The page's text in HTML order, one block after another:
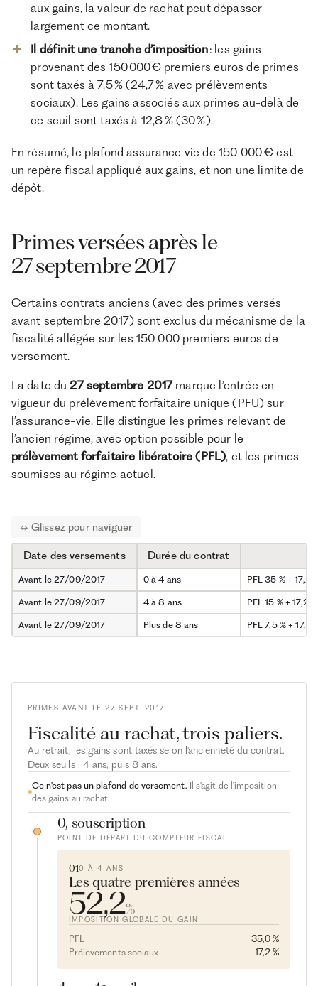
aux gains, la valeur de rachat peut dépasser
largement ce montant.
Il définit une tranche d’imposition: les gains
provenant des 150 000 € premiers euros de primes
sont taxés à 7,5 % (24,7 % avec prélèvements
sociaux). Les gains associés aux primes au-delà de
ce seuil sont taxés à 12,8 % (30 %).
En résumé, le plafond assurance vie de 150 000 € est
un repère fiscal appliqué aux gains, et non une limite de
dépôt.
Primes versées après le
27 septembre 2017
Certains contrats anciens (avec des primes versés
avant septembre 2017) sont exclus du mécanisme de la
fiscalité allégée sur les 150 000 premiers euros de
versement.
La date du 27 septembre 2017marque l’entrée en
vigueur du prélèvement forfaitaire unique (PFU) sur
l’assurance-vie. Elle distingue les primes relevant de
l’ancien régime, avec option possible pour le
prélèvement forfaitaire libératoire (PFL), et les primes
soumises au régime actuel.
Date des versements Durée du contrat
Avant le 27/09/2017 0 à 4 ans PFL 35 % + 17,2
Avant le 27/09/2017 4 à 8 ans PFL 15 % + 17,2
Avant le 27/09/2017 Plus de 8 ans PFL 7,5 % + 17,2
PRIMES AVANT LE 27 SEPT. 2017
Fiscalité au rachat, trois paliers.
Au retrait, les gains sont taxés selon l'ancienneté du contrat.
Deux seuils : 4 ans, puis 8 ans.
Ce n'est pas un plafond de versement. Il s'agit de l'imposition
des gains au rachat.
0, souscription
POINT DE DÉPART DU COMPTEUR FISCAL
010 À 4 ANS
Les quatre premières années
52,2%
IMPOSITION GLOBALE DU GAIN
PFL
35,0 %
Prélèvements sociaux
17,2 %